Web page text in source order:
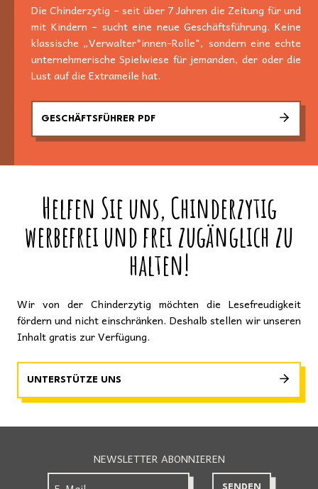
Die Chinderzytig – seit über 7 Jahren die Zeitung für und
mit Kindern – sucht eine neue Geschäftsführung. Keine
klassische „Verwalter*innen-Rolle", sondern eine echte
unternehmerische Spielwiese für jemanden, der oder die
Lust auf die Extrameile hat.
GESCHÄFTSFÜHRER PDF
Helfen Sie uns, Chinderzytig
werbefrei und frei zugänglich zu
halten!
Wir von der Chinderzytig möchten die Lesefreudigkeit
fördern und nicht einschränken. Deshalb stellen wir unseren
Inhalt gratis zur Verfügung.
UNTERSTÜTZE UNS
NEWSLETTER ABONNIEREN